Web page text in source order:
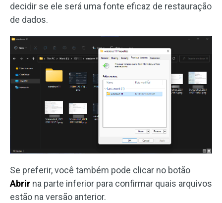
decidir se ele será uma fonte eficaz de restauração
de dados.
Se preferir, você também pode clicar no botão
Abrir na parte inferior para confirmar quais arquivos
estão na versão anterior.